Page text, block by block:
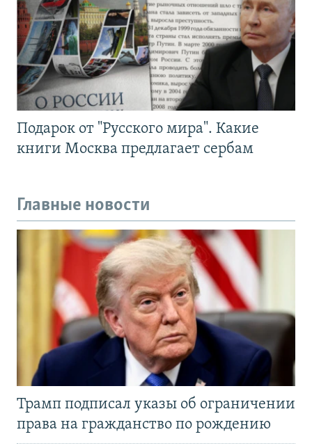
Подарок от "Русского мира". Какие
книги Москва предлагает сербам
Главные новости
Трамп подписал указы об ограничении
права на гражданство по рождению